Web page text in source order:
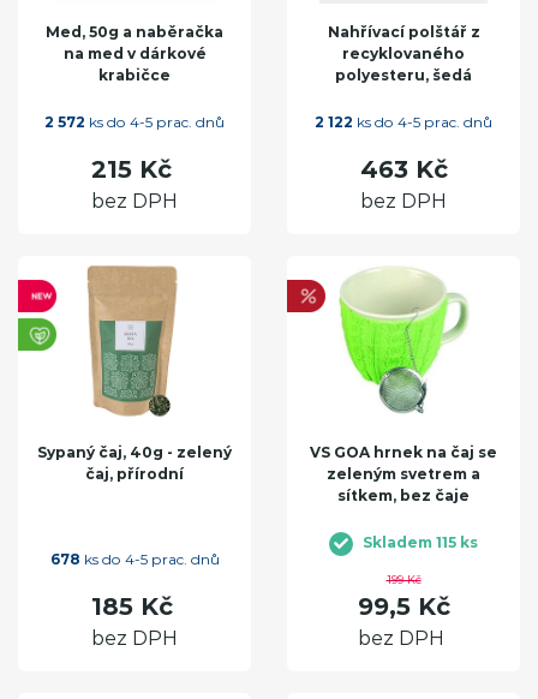
Med, 50g a naběračka
na med v dárkové
krabičce
2 572 ks do 4-5 prac. dnů
215 Kč
bez DPH
Nahřívací polštář z
recyklovaného
polyesteru, šedá
2 122 ks do 4-5 prac. dnů
463 Kč
bez DPH
Sypaný čaj, 40g - zelený
čaj, přírodní
678 ks do 4-5 prac. dnů
185 Kč
bez DPH
VS GOA hrnek na čaj se
zeleným svetrem a
sítkem, bez čaje
Skladem 115 ks
199 Kč
99,5 Kč
bez DPH